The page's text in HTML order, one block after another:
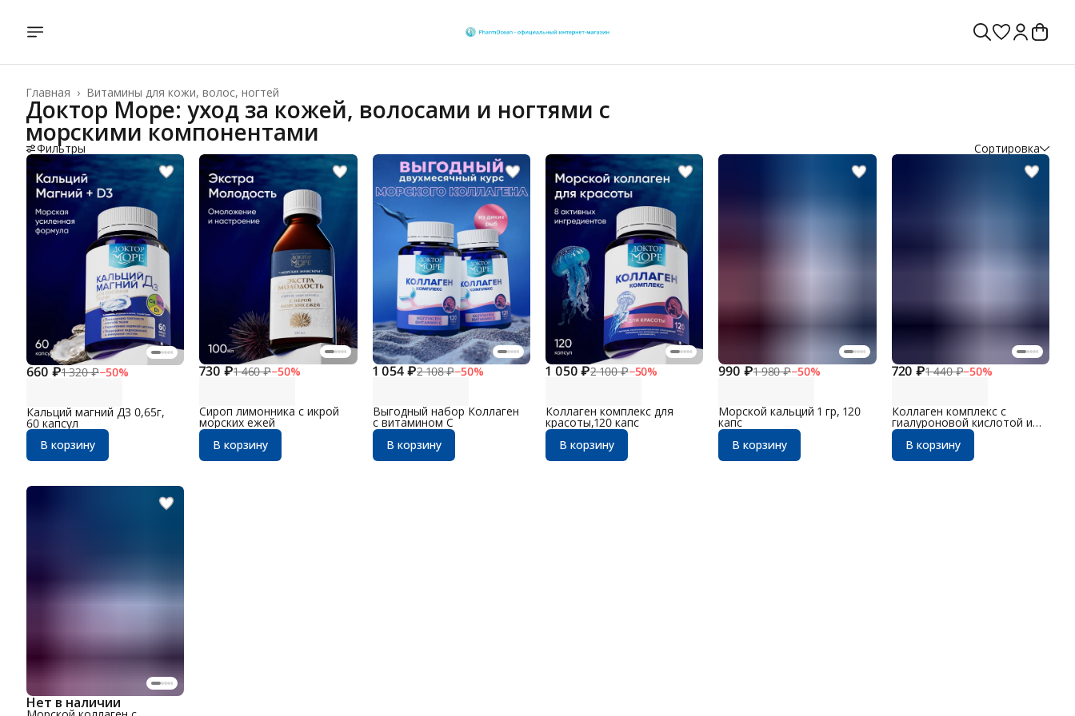
Витамины для кожи, волос, ногтей
Главная ›
Доктор Море: уход за кожей, волосами и ногтями с
морскими компонентами
Фильтры Сортировка
660 ₽1 320 ₽−50%
Кальций магний Д3 0,65г,
60 капсул
В корзину
730 ₽1 460 ₽−50%
Сироп лимонника с икрой
морских ежей
В корзину
1 054 ₽2 108 ₽−50%
Выгодный набор Коллаген
с витамином С
В корзину
1 050 ₽2 100 ₽−50%
Коллаген комплекс для
красоты,120 капс
В корзину
990 ₽1 980 ₽−50%
Морской кальций 1 гр, 120
капс
В корзину
720 ₽1 440 ₽−50%
Коллаген комплекс с
гиалуроновой кислотой и
витамином С 120 капс.
В корзину
Нет в наличии